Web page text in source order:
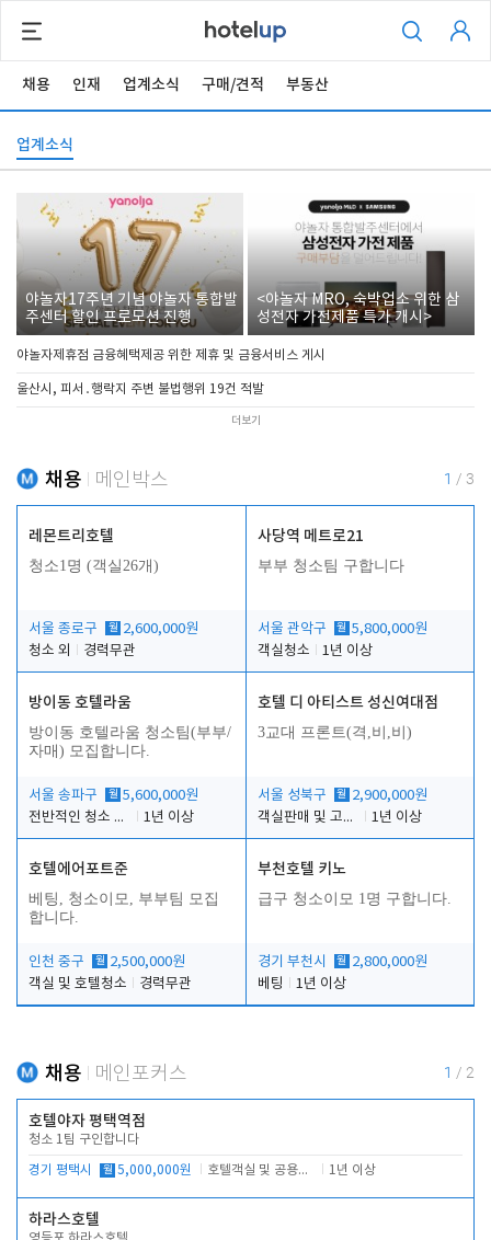
채용 인재 업계소식 구매/견적 부동산
업계소식
야놀자17주년 기념 야놀자 통합발
주센터 할인 프로모션 진행
<야놀자 MRO, 숙박업소 위한 삼
성전자 가전제품 특가 개시>
야놀자제휴점 금융혜택제공 위한 제휴 및 금융서비스 게시
울산시, 피서․행락지 주변 불법행위 19건 적발
더보기
채용 메인박스 1 / 3
레몬트리호텔
청소1명 (객실26개)
서울 종로구 월 2,600,000원
청소 외
경력무관
사당역 메트로21
부부 청소팀 구합니다
서울 관악구 월 5,800,000원
객실청소
1년 이상
방이동 호텔라움
방이동 호텔라움 청소팀(부부/
자매) 모집합니다.
서울 송파구 월 5,600,000원
전반적인 청소 업무(객실청소.객실정리)
1년 이상
호텔 디 아티스트 성신여대점
3교대 프론트(격,비,비)
서울 성북구 월 2,900,000원
객실판매 및 고객응대
1년 이상
호텔에어포트준
베팅, 청소이모, 부부팀 모집
합니다.
인천 중구 월 2,500,000원
객실 및 호텔청소
경력무관
부천호텔 키노
급구 청소이모 1명 구합니다.
경기 부천시 월 2,800,000원
베팅
1년 이상
채용 메인포커스 1 / 2
호텔야자 평택역점
청소 1팀 구인합니다
경기 평택시 월 5,000,000원 호텔객실 및 공용시설 청소 관리 1년 이상
하라스호텔